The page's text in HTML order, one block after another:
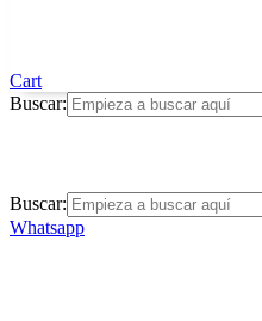
Cart
Buscar:
Buscar:
Whatsapp